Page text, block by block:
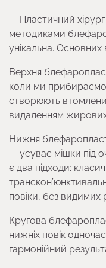
— Пластичний
методиками
унікальна. Основних
Верхня
коли ми
створюють
видаленням
Нижня
— усуває мішки під
є два підходи:
повіки, без видимих
Кругова
нижніх повік
гармонійний